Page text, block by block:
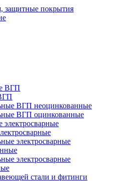
защитные покрытия
ВГП неоцинкованные
ВГП оцинкованные
электросварные
электросварные